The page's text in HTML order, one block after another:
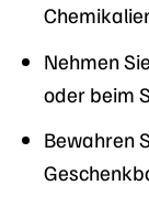
Nehmen
oder beim
Bewahren